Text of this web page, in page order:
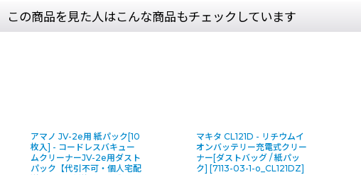
この商品を見た人はこんな商品もチェックしています
マキタ CL121D - リチウムイ
オンバッテリー充電式クリー
ナー[ダストバッグ / 紙パッ
ク] [ 7113-03-1-o_CL121DZ
マキタ VC660DZ 本体のみ -
充電式背負いクリーナ[紙パ
ック] [11428-03-1-
o_VC660DZ]